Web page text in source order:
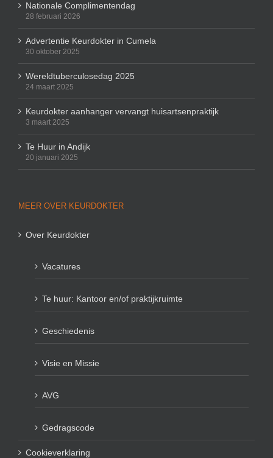
Nationale Complimentendag
28 februari 2026
Advertentie Keurdokter in Cumela
30 oktober 2025
Wereldtuberculosedag 2025
24 maart 2025
Keurdokter aanhanger vervangt huisartsenpraktijk
3 maart 2025
Te Huur in Andijk
20 januari 2025
MEER OVER KEURDOKTER
Over Keurdokter
Vacatures
Te huur: Kantoor en/of praktijkruimte
Geschiedenis
Visie en Missie
AVG
Gedragscode
Cookieverklaring